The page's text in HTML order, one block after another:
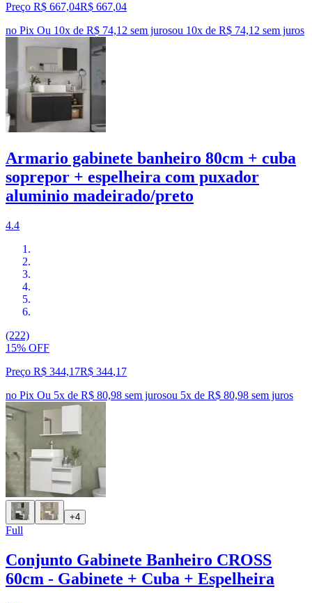
Preço R$ 667,04R$ 667,04
no Pix Ou 10x de R$ 74,12 sem jurosou 10x de R$ 74,12 sem juros
Armario gabinete banheiro 80cm + cuba
soprepor + espelheira com puxador
aluminio madeirado/preto
4.4
(222)
15% OFF
Preço R$ 344,17R$ 344,17
no Pix Ou 5x de R$ 80,98 sem jurosou 5x de R$ 80,98 sem juros
+4
Full
Conjunto Gabinete Banheiro CROSS
60cm - Gabinete + Cuba + Espelheira